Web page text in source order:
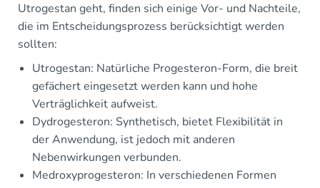
Utrogestan geht, finden sich einige Vor- und Nachteile,
die im Entscheidungsprozess berücksichtigt werden
sollten:
Utrogestan: Natürliche Progesteron-Form, die breit
gefächert eingesetzt werden kann und hohe
Verträglichkeit aufweist.
Dydrogesteron: Synthetisch, bietet Flexibilität in
der Anwendung, ist jedoch mit anderen
Nebenwirkungen verbunden.
Medroxyprogesteron: In verschiedenen Formen